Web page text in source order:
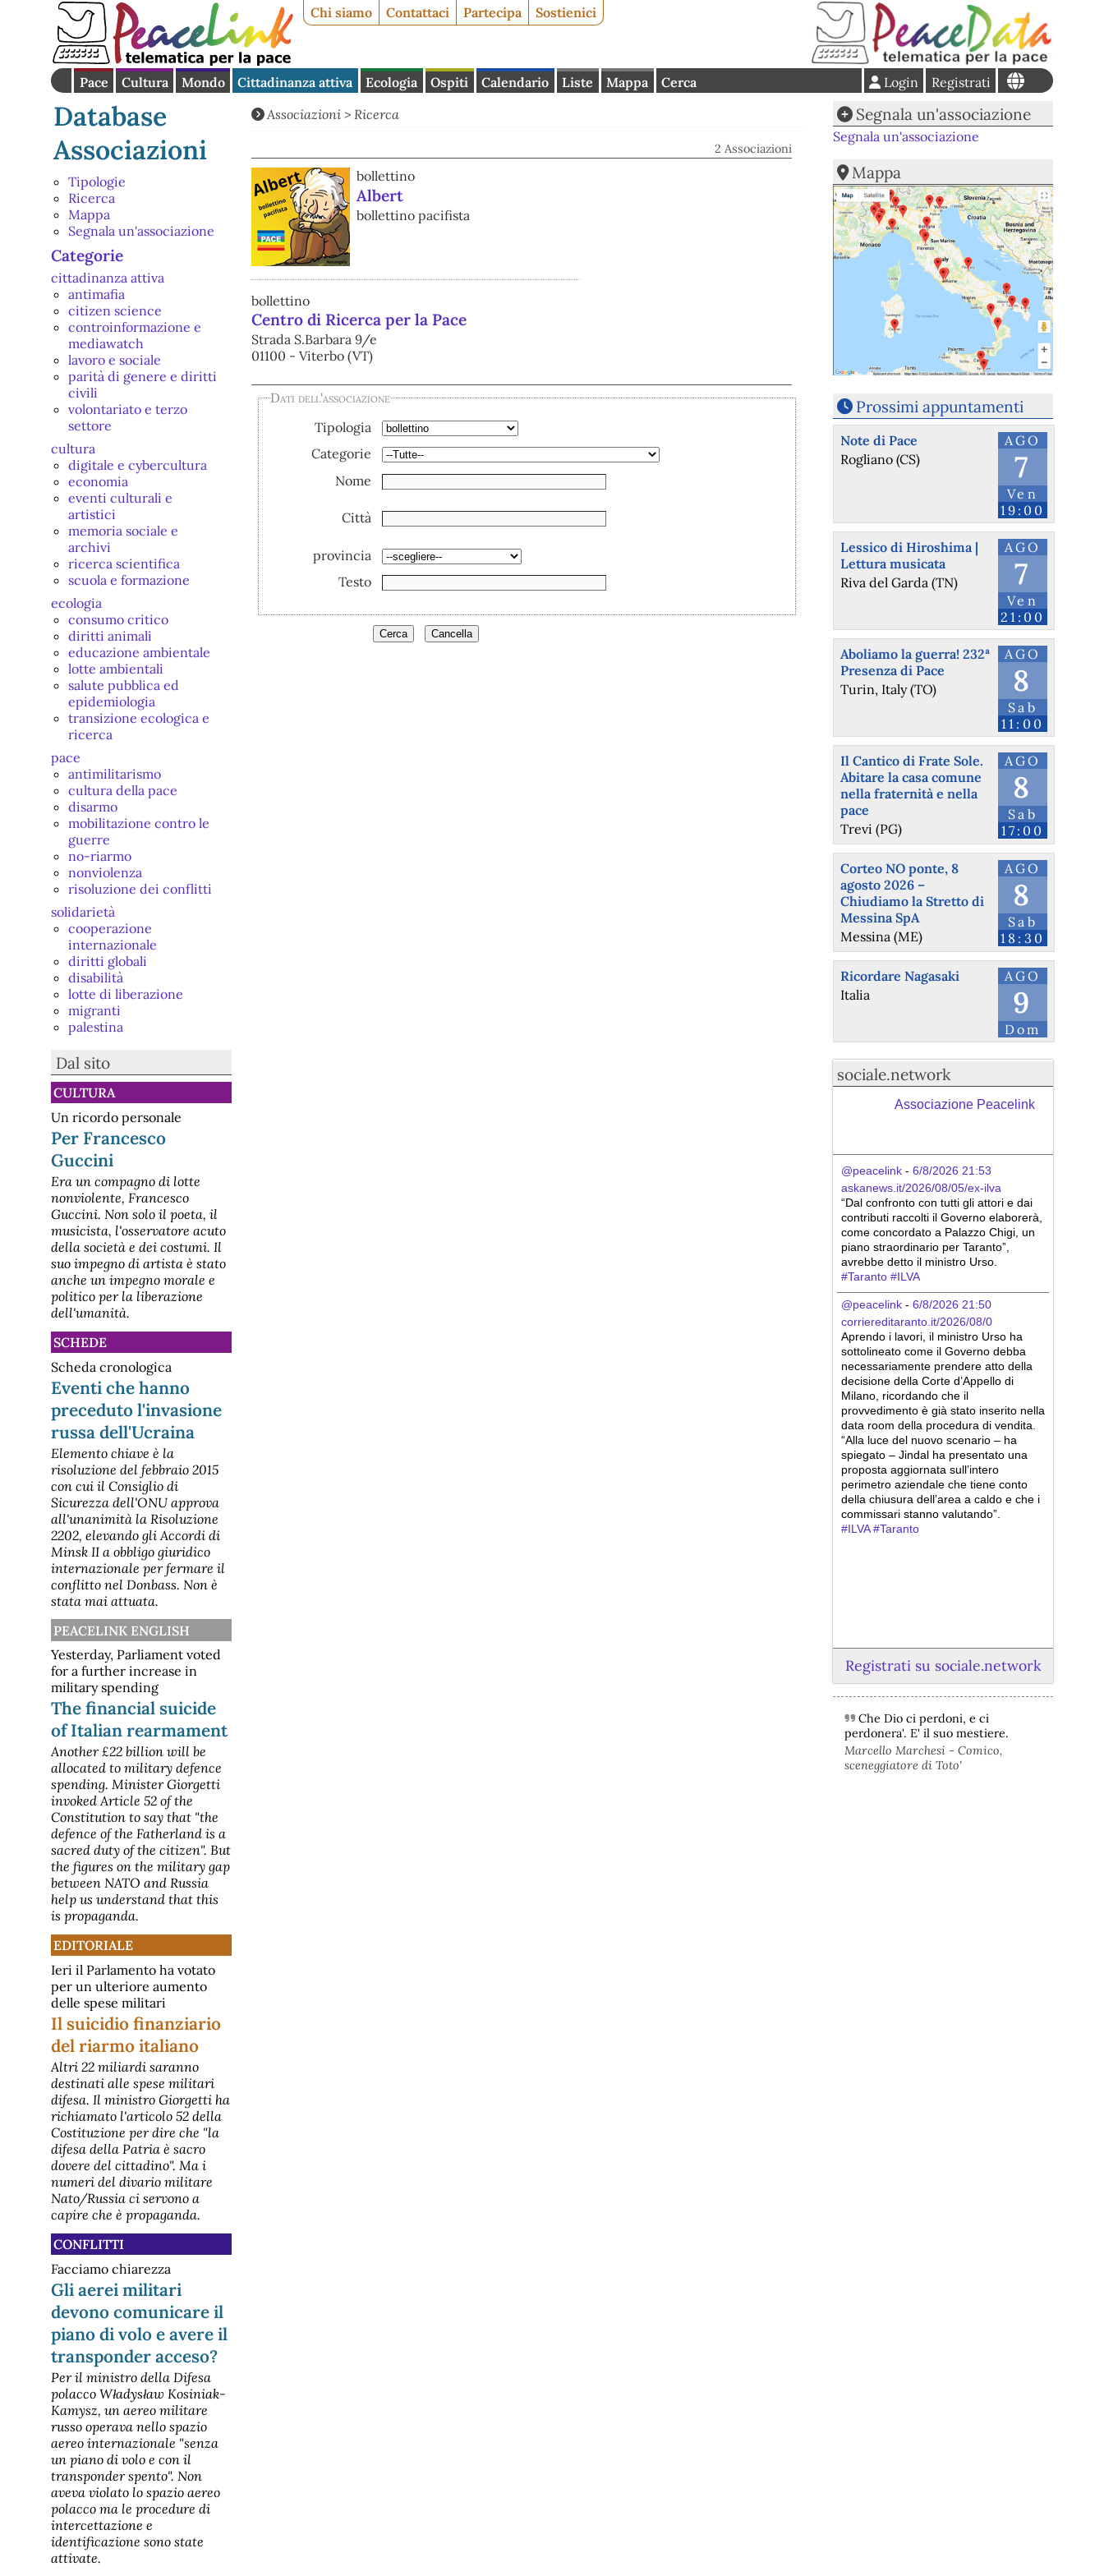
Chi siamo Contattaci Partecipa Sostienici
Pace Cultura Mondo Cittadinanza attiva Ecologia Ospiti Calendario Liste Mappa Cerca Registrati
Login
Database
Associazioni
Tipologie
Ricerca
Mappa
Segnala un'associazione
Categorie
cittadinanza attiva
antimafia
citizen science
controinformazione e
mediawatch
lavoro e sociale
parità di genere e diritti
civili
volontariato e terzo
settore
cultura
digitale e cybercultura
economia
eventi culturali e
artistici
memoria sociale e
archivi
ricerca scientifica
scuola e formazione
ecologia
consumo critico
diritti animali
educazione ambientale
lotte ambientali
salute pubblica ed
epidemiologia
transizione ecologica e
ricerca
pace
antimilitarismo
cultura della pace
disarmo
mobilitazione contro le
guerre
no-riarmo
nonviolenza
risoluzione dei conflitti
solidarietà
cooperazione
internazionale
diritti globali
disabilità
lotte di liberazione
migranti
palestina
Dal sito
CULTURA
Un ricordo personale
Per Francesco
Guccini
Era un compagno di lotte
nonviolente, Francesco
Guccini. Non solo il poeta, il
musicista, l'osservatore acuto
della società e dei costumi. Il
suo impegno di artista è stato
anche un impegno morale e
politico per la liberazione
dell'umanità.
SCHEDE
Scheda cronologica
Eventi che hanno
preceduto l'invasione
russa dell'Ucraina
Elemento chiave è la
risoluzione del febbraio 2015
con cui il Consiglio di
Sicurezza dell'ONU approva
all'unanimità la Risoluzione
2202, elevando gli Accordi di
Minsk II a obbligo giuridico
internazionale per fermare il
conflitto nel Donbass. Non è
stata mai attuata.
PEACELINK ENGLISH
Yesterday, Parliament voted
for a further increase in
military spending
The financial suicide
of Italian rearmament
Another £22 billion will be
allocated to military defence
spending. Minister Giorgetti
invoked Article 52 of the
Constitution to say that "the
defence of the Fatherland is a
sacred duty of the citizen". But
the figures on the military gap
between NATO and Russia
help us understand that this
is propaganda.
EDITORIALE
Ieri il Parlamento ha votato
per un ulteriore aumento
delle spese militari
Il suicidio finanziario
del riarmo italiano
Altri 22 miliardi saranno
destinati alle spese militari
difesa. Il ministro Giorgetti ha
richiamato l'articolo 52 della
Costituzione per dire che "la
difesa della Patria è sacro
dovere del cittadino". Ma i
numeri del divario militare
Nato/Russia ci servono a
capire che è propaganda.
CONFLITTI
Facciamo chiarezza
Gli aerei militari
devono comunicare il
piano di volo e avere il
transponder acceso?
Per il ministro della Difesa
polacco Władysław Kosiniak-
Kamysz, un aereo militare
russo operava nello spazio
aereo internazionale "senza
un piano di volo e con il
transponder spento". Non
aveva violato lo spazio aereo
polacco ma le procedure di
intercettazione e
identificazione sono state
attivate.
Associazioni >Ricerca
2 Associazioni
bollettino
Albert
bollettino pacifista
bollettino
Centro di Ricerca per la Pace
Strada S.Barbara 9/e
01100 - Viterbo (VT)
Dati dell'associazione
Tipologia
Categorie
Nome
Città
provincia
Testo
Segnala un'associazione
Segnala un'associazione
Mappa
Prossimi appuntamenti
AGO
7
Ven
19:00
Note di Pace
Rogliano (CS)
AGO
7
Ven
21:00
Lessico di Hiroshima |
Lettura musicata
Riva del Garda (TN)
AGO
8
Sab
11:00
Aboliamo la guerra! 232ª
Presenza di Pace
Turin, Italy (TO)
AGO
8
Sab
17:00
Il Cantico di Frate Sole.
Abitare la casa comune
nella fraternità e nella
pace
Trevi (PG)
AGO
8
Sab
18:30
Corteo NO ponte, 8
agosto 2026 –
Chiudiamo la Stretto di
Messina SpA
Messina (ME)
AGO
9
Dom
Ricordare Nagasaki
Italia
sociale.network
Associazione Peacelink
@peacelink - 6/8/2026 21:53
askanews.it/2026/08/05/ex-ilva
“Dal confronto con tutti gli attori e dai
contributi raccolti il Governo elaborerà,
come concordato a Palazzo Chigi, un
piano straordinario per Taranto”,
avrebbe detto il ministro Urso.
#Taranto #ILVA
@peacelink - 6/8/2026 21:50
corriereditaranto.it/2026/08/0
Aprendo i lavori, il ministro Urso ha
sottolineato come il Governo debba
necessariamente prendere atto della
decisione della Corte d’Appello di
Milano, ricordando che il
provvedimento è già stato inserito nella
data room della procedura di vendita.
“Alla luce del nuovo scenario – ha
spiegato – Jindal ha presentato una
proposta aggiornata sull’intero
perimetro aziendale che tiene conto
della chiusura dell’area a caldo e che i
commissari stanno valutando”.
#ILVA #Taranto
@peacelink - 6/8/2026 21:45
borsaitaliana.it/borsa/notizie
Si sta ragionando su un piano B per
Taranto dopo la chiusura dell’area a
Registrati su sociale.network
Che Dio ci perdoni, e ci
perdonera'. E' il suo mestiere.
Marcello Marchesi - Comico,
sceneggiatore di Toto'